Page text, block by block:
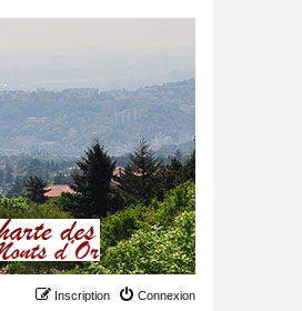
Connexion
Inscription